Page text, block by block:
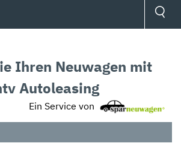
Ihren Neuwagen mit
Autoleasing
Ein Service von